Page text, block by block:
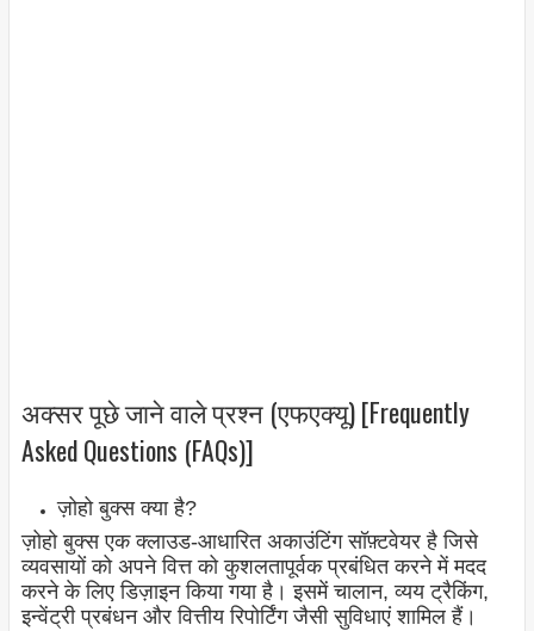
अक्सर पूछे जाने वाले प्रश्न (एफएक्यू) [Frequently
Asked Questions (FAQs)]
ज़ोहो बुक्स क्या है?
ज़ोहो बुक्स एक क्लाउड-आधारित अकाउंटिंग सॉफ़्टवेयर है जिसे
व्यवसायों को अपने वित्त को कुशलतापूर्वक प्रबंधित करने में मदद
करने के लिए डिज़ाइन किया गया है। इसमें चालान, व्यय ट्रैकिंग,
इन्वेंट्री प्रबंधन और वित्तीय रिपोर्टिंग जैसी सुविधाएं शामिल हैं।